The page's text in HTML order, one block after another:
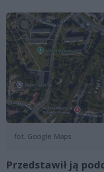
fot. Google Maps
Przedstawił ją